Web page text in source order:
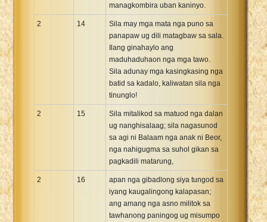
managkombira uban kaninyo.
2 14
Sila may mga mata nga puno sa
panapaw ug dili matagbaw sa sala.
Ilang ginahaylo ang
maduhaduhaon nga mga tawo.
Sila adunay mga kasingkasing nga
batid sa kadalo, kaliwatan sila nga
tinunglo!
2 15
Sila mitalikod sa matuod nga dalan
ug nanghisalaag; sila nagasunod
sa agi ni Balaam nga anak ni Beor,
nga nahigugma sa suhol gikan sa
pagkadili matarung,
2 16
apan nga gibadlong siya tungod sa
iyang kaugalingong kalapasan;
ang amang nga asno militok sa
tawhanong paningog ug misumpo